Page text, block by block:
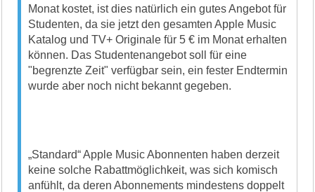
Monat kostet, ist dies natürlich ein gutes Angebot für
Studenten, da sie jetzt den gesamten Apple Music
Katalog und TV+ Originale für 5 € im Monat erhalten
können. Das Studentenangebot soll für eine
"begrenzte Zeit" verfügbar sein, ein fester Endtermin
wurde aber noch nicht bekannt gegeben.
„Standard“ Apple Music Abonnenten haben derzeit
keine solche Rabattmöglichkeit, was sich komisch
anfühlt, da deren Abonnements mindestens doppelt